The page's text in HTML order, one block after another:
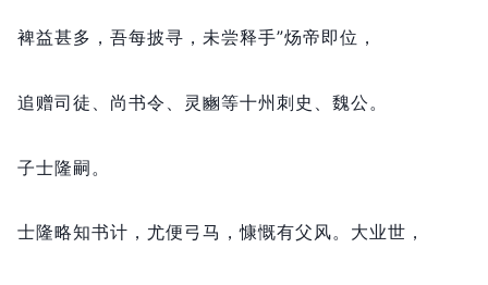
裨益甚多， 吾每披寻， 未尝释手”炀帝即位，
追赠司徒、尚书令、灵豳等十州刺史、魏公。
子士隆嗣。
士隆略知书计， 尤便弓马，慷慨有父风。 大业世，